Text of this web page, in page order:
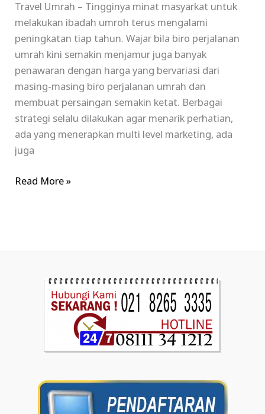
Travel Umrah – Tingginya minat masyarkat untuk
melakukan ibadah umroh terus mengalami
peningkatan tiap tahun. Wajar bila biro perjalanan
umrah kini semakin menjamur juga banyak
penawaran dengan harga yang bervariasi dari
masing-masing biro perjalanan umrah dan
membuat persaingan semakin ketat. Berbagai
strategi selalu dilakukan agar menarik perhatian,
ada yang menerapkan multi level marketing, ada
juga
Read More »